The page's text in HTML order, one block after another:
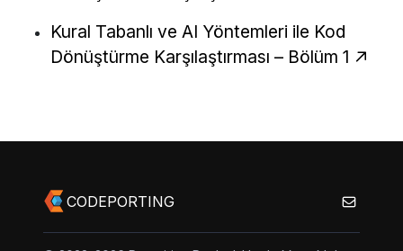
Kural Tabanlı ve AI Yöntemleri ile Kod
Dönüştürme Karşılaştırması – Bölüm 1
CODEPORTING